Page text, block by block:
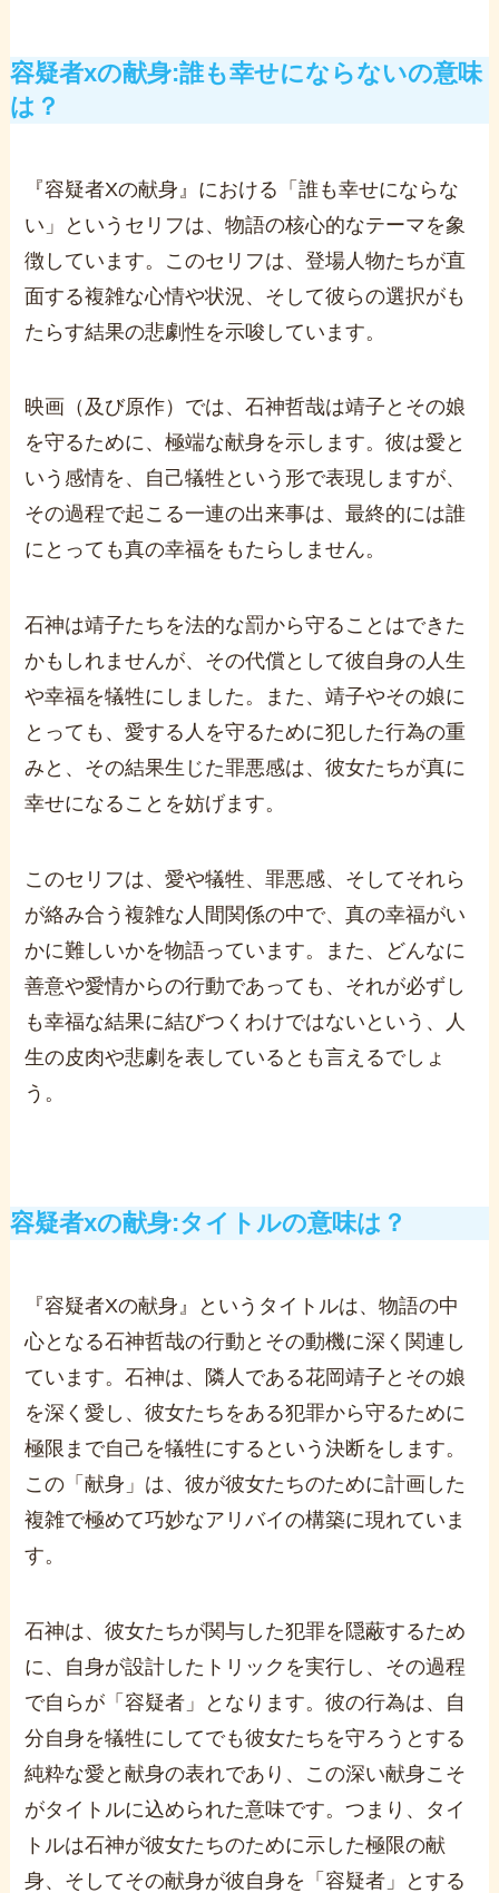
容疑者xの献身:誰も幸せにならないの意味
は？
『容疑者Xの献身』における「誰も幸せにならな
い」というセリフは、物語の核心的なテーマを象
徴しています。このセリフは、登場人物たちが直
面する複雑な心情や状況、そして彼らの選択がも
たらす結果の悲劇性を示唆しています。
映画（及び原作）では、石神哲哉は靖子とその娘
を守るために、極端な献身を示します。彼は愛と
いう感情を、自己犠牲という形で表現しますが、
その過程で起こる一連の出来事は、最終的には誰
にとっても真の幸福をもたらしません。
石神は靖子たちを法的な罰から守ることはできた
かもしれませんが、その代償として彼自身の人生
や幸福を犠牲にしました。また、靖子やその娘に
とっても、愛する人を守るために犯した行為の重
みと、その結果生じた罪悪感は、彼女たちが真に
幸せになることを妨げます。
このセリフは、愛や犠牲、罪悪感、そしてそれら
が絡み合う複雑な人間関係の中で、真の幸福がい
かに難しいかを物語っています。また、どんなに
善意や愛情からの行動であっても、それが必ずし
も幸福な結果に結びつくわけではないという、人
生の皮肉や悲劇を表しているとも言えるでしょ
う。
容疑者xの献身:タイトルの意味は？
『容疑者Xの献身』というタイトルは、物語の中
心となる石神哲哉の行動とその動機に深く関連し
ています。石神は、隣人である花岡靖子とその娘
を深く愛し、彼女たちをある犯罪から守るために
極限まで自己を犠牲にするという決断をします。
この「献身」は、彼が彼女たちのために計画した
複雑で極めて巧妙なアリバイの構築に現れていま
す。
石神は、彼女たちが関与した犯罪を隠蔽するため
に、自身が設計したトリックを実行し、その過程
で自らが「容疑者」となります。彼の行為は、自
分自身を犠牲にしてでも彼女たちを守ろうとする
純粋な愛と献身の表れであり、この深い献身こそ
がタイトルに込められた意味です。つまり、タイ
トルは石神が彼女たちのために示した極限の献
身、そしてその献身が彼自身を「容疑者」とする